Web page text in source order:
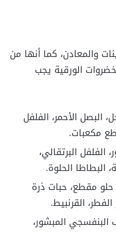
والمعادن، كما أنها من
الورقية يجب
البصل الأحمر، الفلفل
مكعبات.
الفلفل البرتقالي،
البطاطا الحلوة.
حلو مقطع، حبات ذرة
القرنبيط.
البنفسجي المبشور،